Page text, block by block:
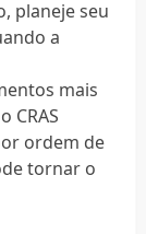
planeje seu
a
mais
CRAS
ordem de
tornar o